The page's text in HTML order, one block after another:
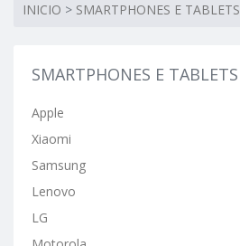
INICIO > SMARTPHONES E TABLETS
SMARTPHONES E TABLETS
Apple
Xiaomi
Samsung
Lenovo
LG